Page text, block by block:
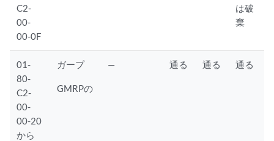
C2-
00-
00-0F
は破
棄
01-
80-
C2-
00-
00-20
から
ガープ
GMRPの
— 通る 通る 通る